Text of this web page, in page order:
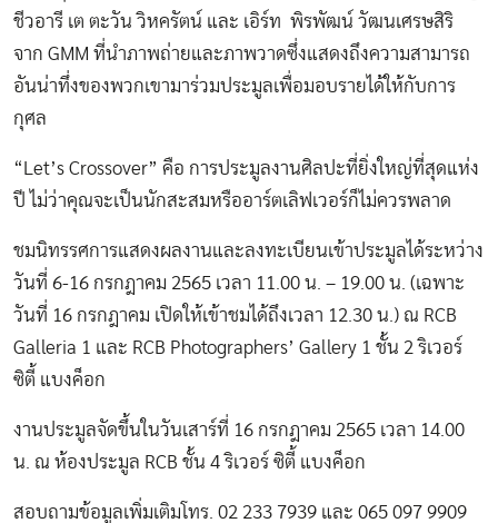
ชีวอารี เต ตะวัน วิหครัตน์ และ เอิร์ท พิรพัฒน์ วัฒนเศรษสิริ
จาก GMM ที่นำภาพถ่ายและภาพวาดซึ่งแสดงถึงความสามารถ
อันน่าทึ่งของพวกเขามาร่วมประมูลเพื่อมอบรายได้ให้กับการ
กุศล
“Let’s Crossover” คือ การประมูลงานศิลปะที่ยิ่งใหญ่ที่สุดแห่ง
ปี ไม่ว่าคุณจะเป็นนักสะสมหรืออาร์ตเลิฟเวอร์ก็ไม่ควรพลาด
ชมนิทรรศการแสดงผลงานและลงทะเบียนเข้าประมูลได้ระหว่าง
วันที่ 6-16 กรกฎาคม 2565 เวลา 11.00 น. – 19.00 น. (เฉพาะ
วันที่ 16 กรกฎาคม เปิดให้เข้าชมได้ถึงเวลา 12.30 น.) ณ RCB
Galleria 1 และ RCB Photographers’ Gallery 1 ชั้น 2 ริเวอร์
ซิตี้ แบงค็อก
งานประมูลจัดขึ้นในวันเสาร์ที่ 16 กรกฎาคม 2565 เวลา 14.00
น. ณ ห้องประมูล RCB ชั้น 4 ริเวอร์ ซิตี้ แบงค็อก
สอบถามข้อมูลเพิ่มเติมโทร. 02 233 7939 และ 065 097 9909